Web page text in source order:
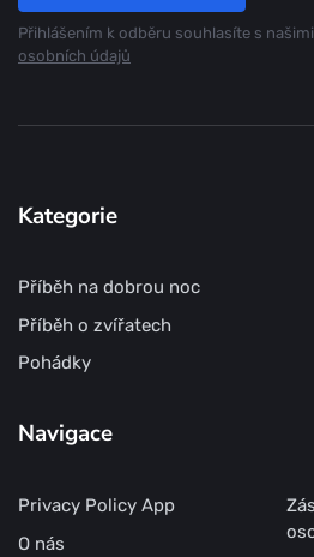
Přihlášením k odběru souhlasíte s našimi
osobních údajů
Kategorie
Příběh na dobrou noc
Příběh o zvířatech
Pohádky
Navigace
Privacy Policy App
O nás